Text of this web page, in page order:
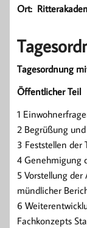
Ort:
Tagesordnung
Öffentlicher Teil
1
2 Begrüßung
3 Feststellen der
4 Genehmigung
5 Vorstellung
mündlicher
6
Fachkonzepts